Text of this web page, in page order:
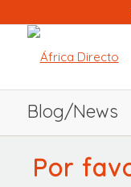
Blog/News
Por